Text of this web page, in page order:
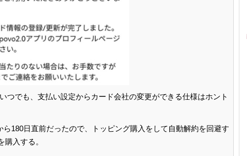
つでも、支払い設定からカード会社の変更ができる仕様はホント
180日直前だったので、トッピング購入をして自動解約を回避す
入する。